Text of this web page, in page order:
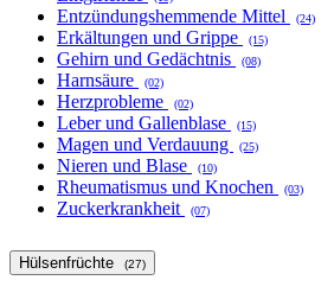
Entzündungshemmende Mittel (24)
Erkältungen und Grippe (15)
Gehirn und Gedächtnis (08)
Harnsäure (02)
Herzprobleme (02)
Leber und Gallenblase (15)
Magen und Verdauung (25)
Nieren und Blase (10)
Rheumatismus und Knochen (03)
Zuckerkrankheit (07)
Hülsenfrüchte (27)